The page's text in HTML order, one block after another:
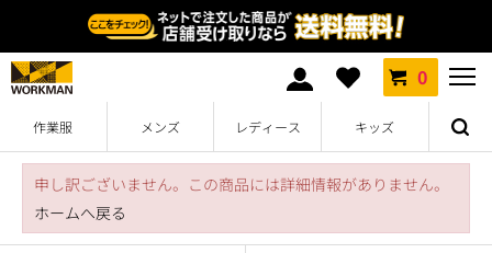
0
作業服 メンズ レディース キッズ
申し訳ございません。この商品には詳細情報がありません。
ホームへ戻る